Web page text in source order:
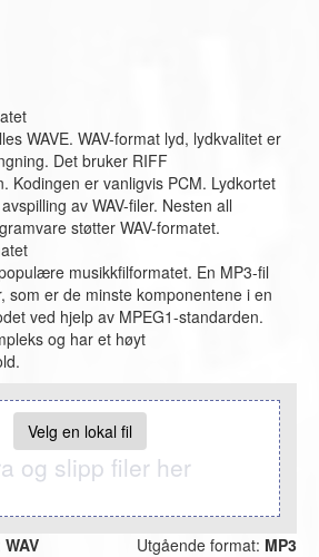
WAVE. WAV-format lyd, lydkvalitet er
Det bruker RIFF
Kodingen er vanligvis PCM. Lydkortet
av WAV-filer. Nesten all
støtter WAV-formatet.
musikkfilformatet. En MP3-fil
som er de minste komponentene i en
ved hjelp av MPEG1-standarden.
og har et høyt
Velg en lokal fil
og slipp filer her
WAV Utgående format: MP3